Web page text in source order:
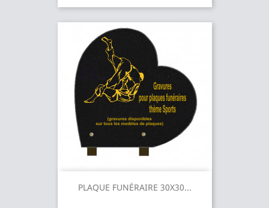
PLAQUE FUNÉRAIRE 30X30...